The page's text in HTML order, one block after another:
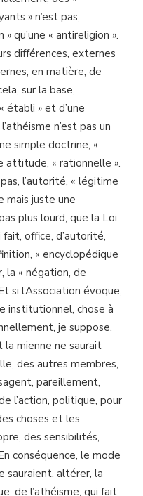
» n’est pas,
qu’une « antireligion ».
différences, externes
en matière, de
sur la base,
établi » et d’une
n’est pas un
simple doctrine, «
attitude, « rationnelle ».
l’autorité, « légitime
mais juste une
plus lourd, que la Loi
office, d’autorité,
« encyclopédique
la « négation, de
si l’Association évoque,
institutionnel, chose à
je suppose,
la mienne ne saurait
des autres membres,
pareillement,
l’action, politique, pour
choses et les
des sensibilités,
conséquence, le mode
sauraient, altérer, la
de l’athéisme, qui fait